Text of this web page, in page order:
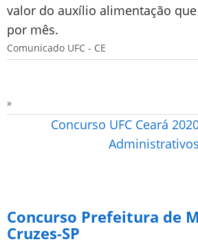
valor do auxílio alimentação que
por mês.
Comunicado UFC - CE
»
Concurso UFC Ceará
Administrativos
Concurso Prefeitura de
Cruzes-SP